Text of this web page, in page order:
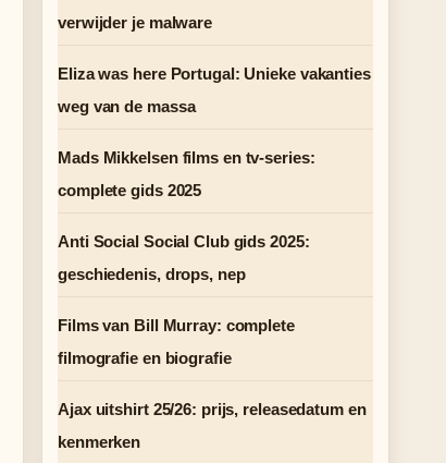
verwijder je malware
Eliza was here Portugal: Unieke vakanties
weg van de massa
Mads Mikkelsen films en tv-series:
complete gids 2025
Anti Social Social Club gids 2025:
geschiedenis, drops, nep
Films van Bill Murray: complete
filmografie en biografie
Ajax uitshirt 25/26: prijs, releasedatum en
kenmerken